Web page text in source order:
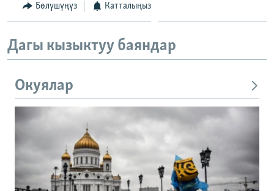
Бөлүшүңүз Катталыңыз
Дагы кызыктуу баяндар
Окуялар